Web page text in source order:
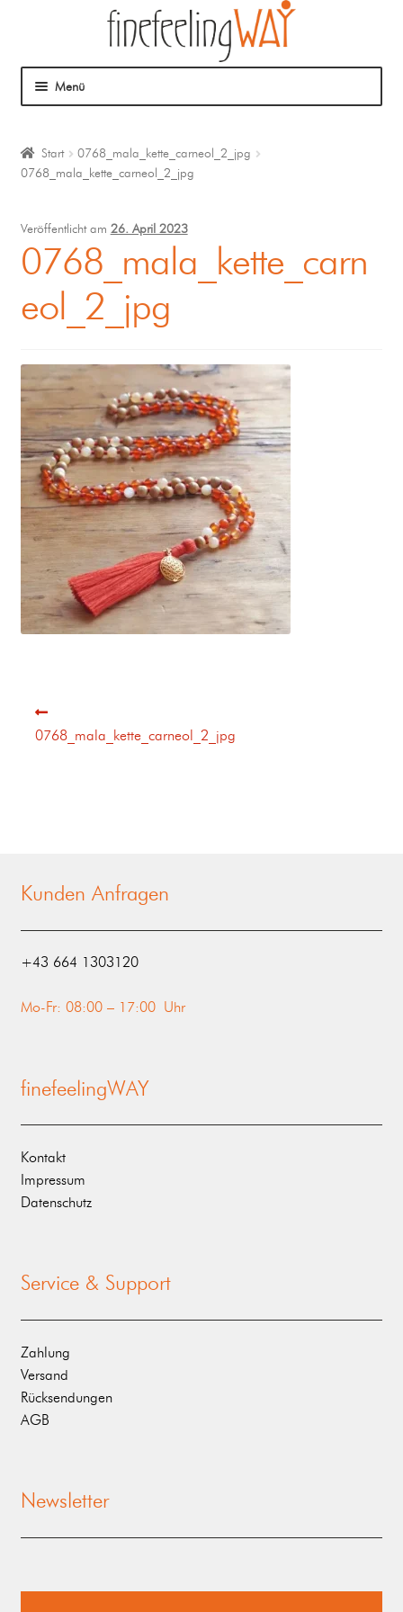
Menü
Mein Angebot
Coaching
Klangmassage
Start
0768_mala_kette_carneol_2_jpg
0768_mala_kette_carneol_2_jpg
Veröffentlicht am 26. April 2023
0768_mala_kette_carn
eol_2_jpg
0768_mala_kette_carneol_2_jpg
Kunden Anfragen
‭+43 664 1303120‬
Mo-Fr: 08:00 – 17:00 Uhr
finefeelingWAY
Kontakt
Impressum
Datenschutz
Service & Support
Zahlung
Versand
Rücksendungen
AGB
Newsletter